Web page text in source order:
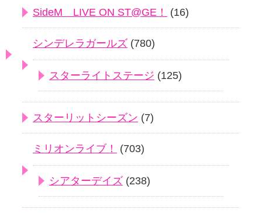
SideM LIVE ON ST@GE！ (16)
シンデレラガールズ (780)
スターライトステージ (125)
スターリットシーズン (7)
ミリオンライブ！ (703)
シアターデイズ (238)